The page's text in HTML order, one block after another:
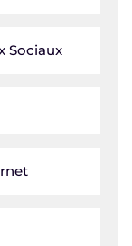
Sociaux